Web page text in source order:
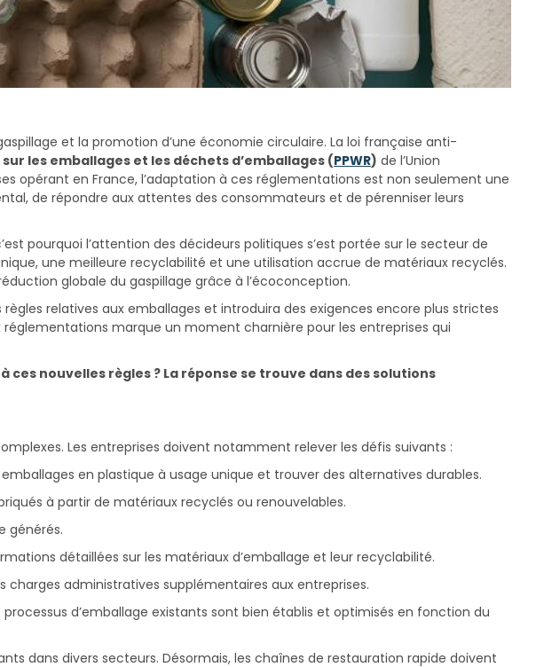
et la promotion d’une économie circulaire. La loi française anti-
les emballages et les déchets d’emballages (PPWR) de l’Union
opérant en France, l’adaptation à ces réglementations est non seulement une
de répondre aux attentes des consommateurs et de pérenniser leurs
pourquoi l’attention des décideurs politiques s’est portée sur le secteur de
une meilleure recyclabilité et une utilisation accrue de matériaux recyclés.
globale du gaspillage grâce à l’écoconception.
relatives aux emballages et introduira des exigences encore plus strictes
marque un moment charnière pour les entreprises qui
nouvelles règles ? La réponse se trouve dans des solutions
Les entreprises doivent notamment relever les défis suivants :
en plastique à usage unique et trouver des alternatives durables.
à partir de matériaux recyclés ou renouvelables.
générés.
détaillées sur les matériaux d’emballage et leur recyclabilité.
administratives supplémentaires aux entreprises.
d’emballage existants sont bien établis et optimisés en fonction du
dans divers secteurs. Désormais, les chaînes de restauration rapide doivent